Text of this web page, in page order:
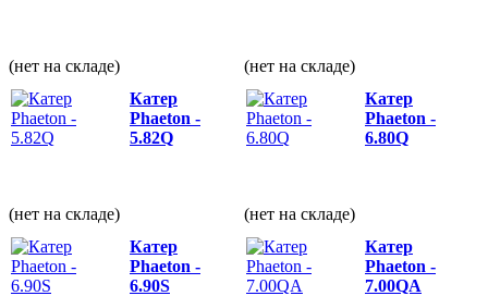
(нет на складе)
(нет на складе)
Катер
Phaeton -
5.82Q
(нет на складе)
Катер
Phaeton -
6.80Q
(нет на складе)
Катер
Phaeton -
6.90S
Катер
Phaeton -
7.00QА